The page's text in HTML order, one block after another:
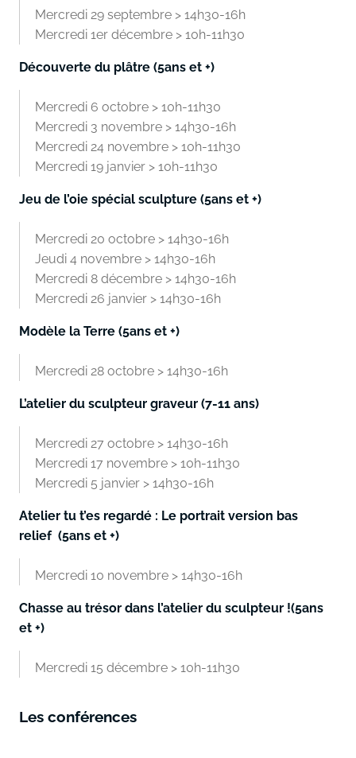
Mercredi 29 septembre > 14h30-16h
Mercredi 1er décembre > 10h-11h30
Découverte du plâtre (5ans et +)
Mercredi 6 octobre > 10h-11h30
Mercredi 3 novembre > 14h30-16h
Mercredi 24 novembre > 10h-11h30
Mercredi 19 janvier > 10h-11h30
Jeu de l’oie spécial sculpture (5ans et +)
Mercredi 20 octobre > 14h30-16h
Jeudi 4 novembre > 14h30-16h
Mercredi 8 décembre > 14h30-16h
Mercredi 26 janvier > 14h30-16h
Modèle la Terre (5ans et +)
Mercredi 28 octobre > 14h30-16h
­L’atelier du sculpte­ur graveur (7-11 ans)
Mercredi 27 octobre > 14h30-16h
Mercredi 17 novembre > 10h-11h30
Mercredi 5 janvier > 14h30-16h
Atelier tu t’es regardé : Le portrait version bas
relief (5ans et +)
Mercredi 10 novembre > 14h30-16h
Chasse au trésor dans l’atelier du sculpteur !(5ans
et +)
Mercredi 15 décembre > 10h-11h30
Les conférences